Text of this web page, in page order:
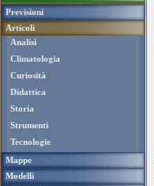
Previsioni
Articoli
Analisi
Climatologia
Curiosità
Didattica
Storia
Strumenti
Tecnologie
Mappe
Modelli